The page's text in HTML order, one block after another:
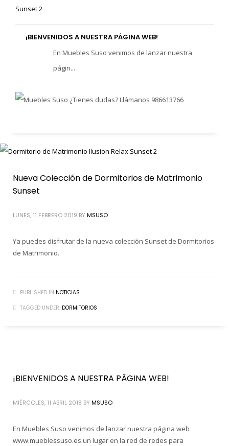
¡BIENVENIDOS A NUESTRA PÁGINA WEB!
En Muebles Suso venimos de lanzar nuestra
págin...
Nueva Colección de Dormitorios de Matrimonio
Sunset
LUNES, 11 FEBRERO 2019 BY MSUSO
Ya puedes disfrutar de la nueva colección Sunset de Dormitorios
de Matrimonio.
PUBLISHED IN NOTICIAS
TAGGED UNDER: DORMITORIOS
¡BIENVENIDOS A NUESTRA PÁGINA WEB!
MIÉRCOLES, 11 ABRIL 2018 BY MSUSO
En Muebles Suso venimos de lanzar nuestra página web
www.mueblessuso.es un lugar en la red de redes para